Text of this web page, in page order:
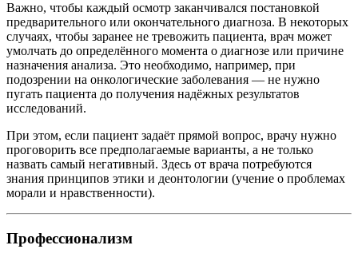
Важно, чтобы каждый осмотр заканчивался постановкой
предварительного или окончательного диагноза. В некоторых
случаях, чтобы заранее не тревожить пациента, врач может
умолчать до определённого момента о диагнозе или причине
назначения анализа. Это необходимо, например, при
подозрении на онкологические заболевания — не нужно
пугать пациента до получения надёжных результатов
исследований.
При этом, если пациент задаёт прямой вопрос, врачу нужно
проговорить все предполагаемые варианты, а не только
назвать самый негативный. Здесь от врача потребуются
знания принципов этики и деонтологии (учение о проблемах
морали и нравственности).
Профессионализм